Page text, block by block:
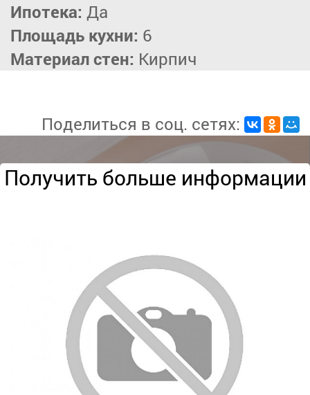
Ипотека: Да
Площадь кухни: 6
Материал стен: Кирпич
Поделиться в соц. сетях:
Получить больше информации